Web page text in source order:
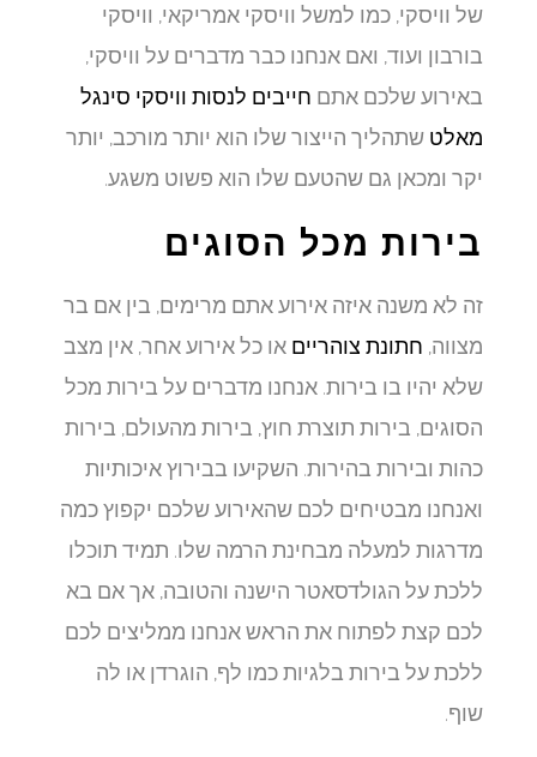
של וויסקי, כמו למשל וויסקי אמריקאי, וויסקי
בורבון ועוד, ואם אנחנו כבר מדברים על וויסקי,
באירוע שלכם אתם חייבים לנסות וויסקי סינגל
מאלט שתהליך הייצור שלו הוא יותר מורכב, יותר
יקר ומכאן גם שהטעם שלו הוא פשוט משגע.
בירות מכל הסוגים
זה לא משנה איזה אירוע אתם מרימים, בין אם בר
מצווה, חתונת צוהריים או כל אירוע אחר, אין מצב
שלא יהיו בו בירות. אנחנו מדברים על בירות מכל
הסוגים, בירות תוצרת חוץ, בירות מהעולם, בירות
כהות ובירות בהירות. השקיעו בבירוץ איכותיות
ואנחנו מבטיחים לכם שהאירוע שלכם יקפוץ כמה
מדרגות למעלה מבחינת הרמה שלו. תמיד תוכלו
ללכת על הגולדסאטר הישנה והטובה, אך אם בא
לכם קצת לפתוח את הראש אנחנו ממליצים לכם
ללכת על בירות בלגיות כמו לף, הוגרדן או לה
שוף.